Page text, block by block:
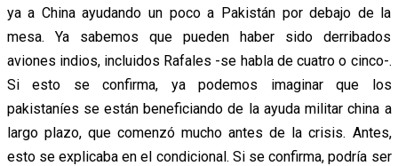
ya a China ayudando un poco a Pakistán por debajo de la
mesa. Ya sabemos que pueden haber sido derribados
aviones indios, incluidos Rafales -se habla de cuatro o cinco-.
Si esto se confirma, ya podemos imaginar que los
pakistaníes se están beneficiando de la ayuda militar china a
largo plazo, que comenzó mucho antes de la crisis. Antes,
esto se explicaba en el condicional. Si se confirma, podría ser